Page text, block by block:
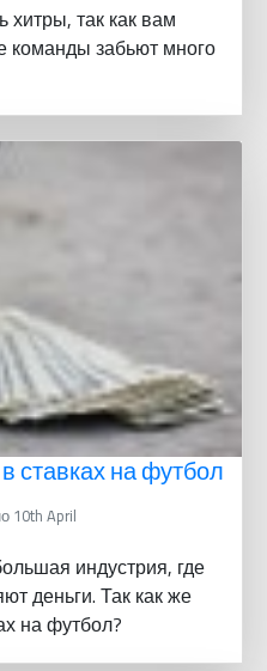
хитры, так как вам
команды забьют много
ставках на футбол
10th April
индустрия, где
деньги. Так как же
на футбол?